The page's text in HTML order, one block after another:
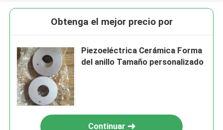
Obtenga el mejor precio por
Piezoeléctrica Cerámica Forma
del anillo Tamaño personalizado
Continuar